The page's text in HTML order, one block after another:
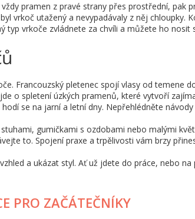
pramen z pravé strany přes prostřední, pak
vrkoč utažený a nevypadávaly z něj chloupky.
vrkoče zvládnete za chvíli a můžete ho nosit
Francouzský pletenec spojí vlasy od temene
o spletení úzkých pramenů, které vytvoří
se na jarní a letní dny. Nepřehlédněte
gumičkami s ozdobami nebo malými
to. Spojení praxe a trpělivosti vám brzy
a ukázat styl. Ať už jdete do práce, nebo na
PRO ZAČÁTEČNÍKY